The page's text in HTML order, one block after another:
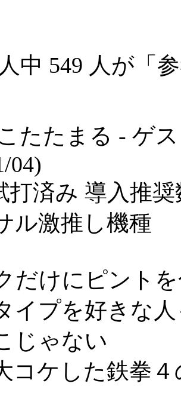
人中 549 人が「
たたまる - ゲ
04)
打済み 導入推
ル激推し機種
だけにピント
イプを好きな
じゃない
コケした鉄拳